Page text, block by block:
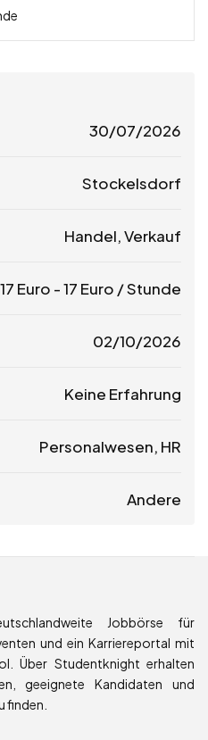
30/07/2026
Stockelsdorf
Handel, Verkauf
17 Euro -17 Euro / Stunde
02/10/2026
Keine Erfahrung
Personalwesen, HR
Andere
Jobbörse für
und ein Karriereportal mit
Über Studentknight erhalten
geeignete Kandidaten und
finden.